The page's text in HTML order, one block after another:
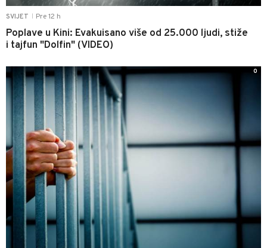
SVIJET Pre 12 h
Poplave u Kini: Evakuisano više od 25.000 ljudi, stiže
i tajfun "Dolfin" (VIDEO)
0